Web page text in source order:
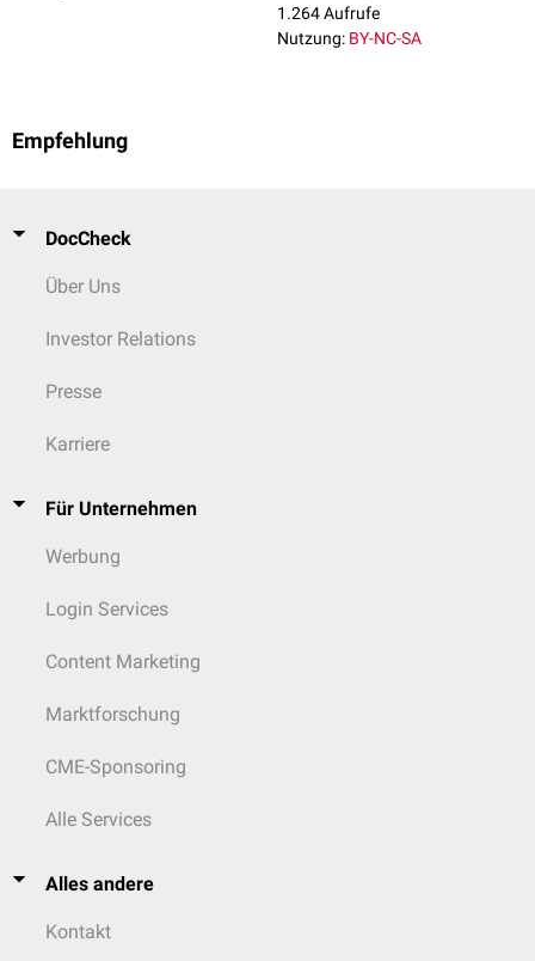
1.264 Aufrufe
Nutzung: BY-NC-SA
Empfehlung
DocCheck
Über Uns
Investor Relations
Presse
Karriere
Für Unternehmen
Werbung
Login Services
Content Marketing
Marktforschung
CME-Sponsoring
Alle Services
Alles andere
Kontakt